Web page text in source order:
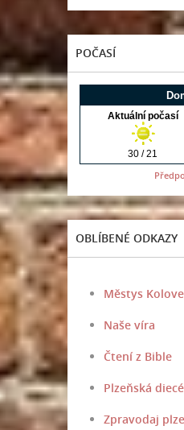
POČASÍ
OBLÍBENÉ ODKAZY
Městys
Naše víra
Čtení z Bible
Plzeňská
Zpravodaj